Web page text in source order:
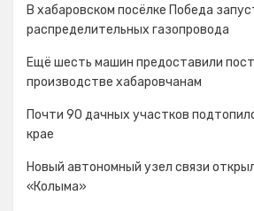
В хабаровском посёлке Победа
распределительных газопровода
Ещё шесть машин предоставили
производстве хабаровчанам
Почти 90 дачных участков
крае
Новый автономный узел связи
«Колыма»